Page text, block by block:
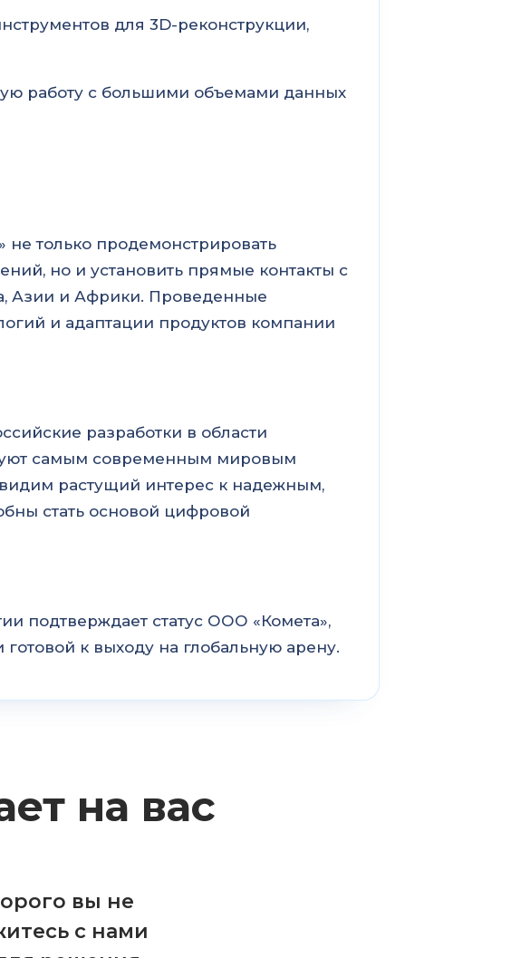
для 3D-реконструкции,
работу с большими объемами данных
только продемонстрировать
но и установить прямые контакты с
Азии и Африки. Проведенные
и адаптации продуктов компании
разработки в области
самым современным мировым
растущий интерес к надежным,
стать основой цифровой
подтверждает статус ООО «Комета»,
к выходу на глобальную арену.
на вас
вы не
с нами